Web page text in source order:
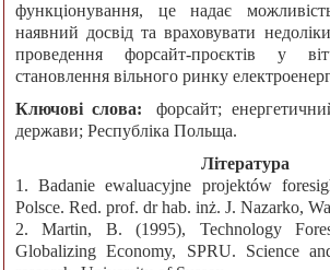
функціонування, це надає
наявний досвід та враховувати
проведення форсайт-проєктів у
становлення вільного ринку
Ключові слова:
форсайт;
держави; Республіка Польща.
Література
1. Badanie ewaluacyjne projektów
Polsce. Red. prof. dr hab. inż. J. Nazarko,
2. Martin, B. (1995), Technology
Globalіzіng Economy, SPRU. Scіence